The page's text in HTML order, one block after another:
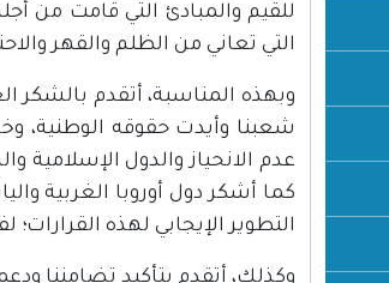
للقيم والمبادئ التي قامت من
التي تعاني من الظلم والقهر
وبهذه المناسبة، أتقدم بالشكر
شعبنا وأيدت حقوقه الوطنية،
عدم الانحياز والدول الإسلامية
كما أشكر دول أوروبا الغربية
التطوير الإيجابي لهذه